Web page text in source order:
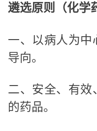
遴选原则（化学
一、以病人为中
导向。
二、安全、有效
的药品。